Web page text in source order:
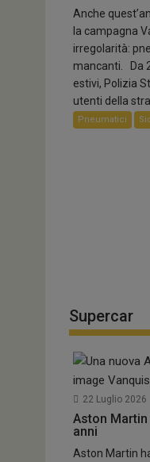
Anche
la campagna
irregolarità:
mancanti. Da
estivi, Polizia
utenti della
Pneumatici
Supercar
22 Luglio 2026
Aston
anni
Aston Martin